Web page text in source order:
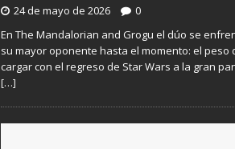
24 de mayo de 2026
0
En The Mandalorian and Grogu el dúo se
su mayor oponente hasta el momento: el peso
cargar con el regreso de Star Wars a la gran
[…]